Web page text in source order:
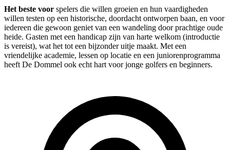
Het beste voor spelers die willen groeien en hun vaardigheden
willen testen op een historische, doordacht ontworpen baan, en voor
iedereen die gewoon geniet van een wandeling door prachtige oude
heide. Gasten met een handicap zijn van harte welkom (introductie
is vereist), wat het tot een bijzonder uitje maakt. Met een
vriendelijke academie, lessen op locatie en een juniorenprogramma
heeft De Dommel ook echt hart voor jonge golfers en beginners.